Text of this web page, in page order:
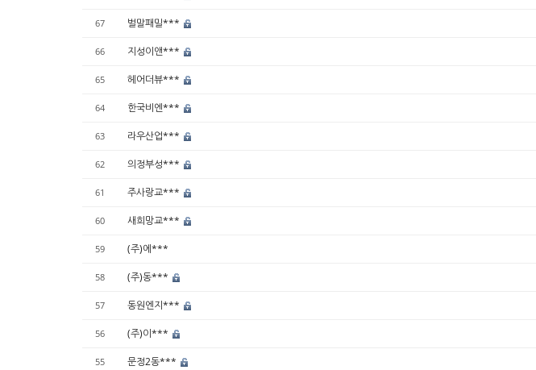
67 벌말패밀***
66 지성이앤***
65 헤어더뷰***
64 한국비엔***
63 라우산업***
62 의정부성***
61 주사랑교***
60 새희망교***
59 (주)에***
58 (주)동***
57 동원엔지***
56 (주)이***
55 문정2동***